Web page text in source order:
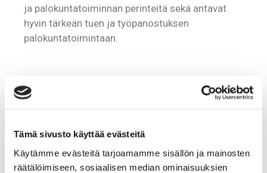
Tämä sivusto käyttää evästeitä
Käytämme evästeitä tarjoamamme sisällön ja mainosten
räätälöimiseen, sosiaalisen median ominaisuuksien
ja palokuntatoiminnan perinteitä sekä antavat
hyvin tärkeän tuen ja työpanostuksen
palokuntatoimintaan.